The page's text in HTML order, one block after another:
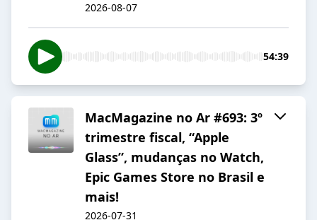
2026-08-07
54:39
MacMagazine no Ar #693: 3º
trimestre fiscal, “Apple
Glass”, mudanças no Watch,
Epic Games Store no Brasil e
mais!
2026-07-31